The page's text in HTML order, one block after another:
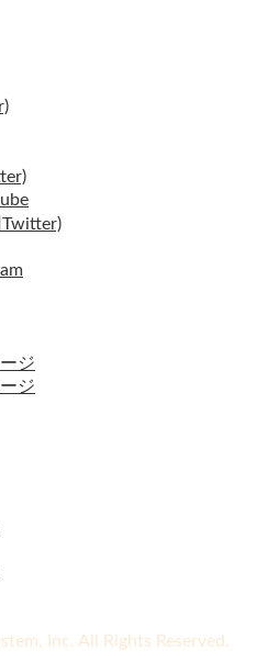
Twitter)
ジ
ジ
Inc. All Rights Reserved.